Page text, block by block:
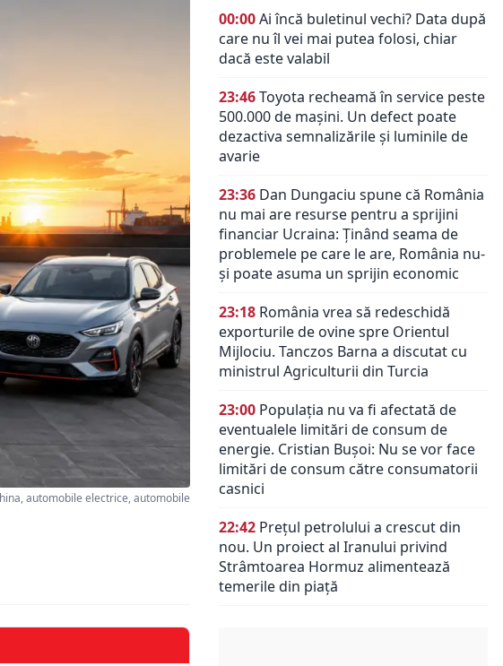
automobile electrice, automobile
00:00Ai încă buletinul vechi? Data după
care nu îl vei mai putea folosi, chiar
dacă este valabil
23:46Toyota recheamă în service peste
500.000 de mașini. Un defect poate
dezactiva semnalizările și luminile de
avarie
23:36 Dan Dungaciu spune că România
nu mai are resurse pentru a sprijini
financiar Ucraina: Ținând seama de
problemele pe care le are, România nu-
și poate asuma un sprijin economic
23:18 România vrea să redeschidă
exporturile de ovine spre Orientul
Mijlociu. Tanczos Barna a discutat cu
ministrul Agriculturii din Turcia
23:00 Populația nu va fi afectată de
eventualele limitări de consum de
energie. Cristian Bușoi: Nu se vor face
limitări de consum către consumatorii
casnici
22:42 Prețul petrolului a crescut din
nou. Un proiect al Iranului privind
Strâmtoarea Hormuz alimentează
temerile din piață